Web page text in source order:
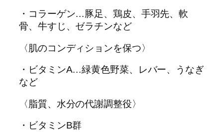
・コラーゲン…豚足、鶏皮、手羽先、軟
骨、牛すじ、ゼラチンなど
〈肌のコンディションを保つ〉
・ビタミンA…緑黄色野菜、レバー、うなぎ
など
〈脂質、水分の代謝調整役〉
・ビタミンB群